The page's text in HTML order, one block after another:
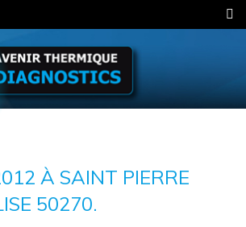
À SAINT PIERRE
50270.
cookies